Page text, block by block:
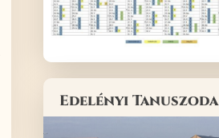
Edelényi Tanuszoda